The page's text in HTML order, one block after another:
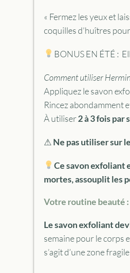
« Fermez les yeux et
coquilles d’huîtres
BONUS EN ÉTÉ :
Comment utiliser
Appliquez le savon
Rincez abondamment
À utiliser2 à 3 fois par
⚠ Ne pas utiliser sur
Ce savon exfoliant
mortes, assouplit les
Votre routine beauté :
Le savon exfoliant
semaine pour le corps
s’agit d’une zone